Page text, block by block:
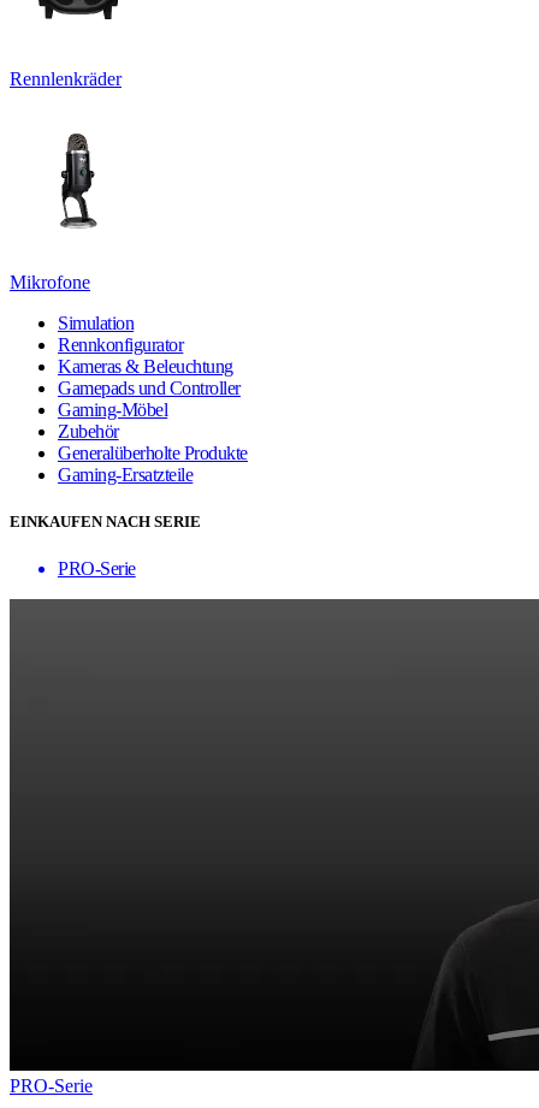
Rennlenkräder
Mikrofone
Simulation
Rennkonfigurator
Kameras & Beleuchtung
Gamepads und Controller
Gaming-Möbel
Zubehör
Generalüberholte Produkte
Gaming-Ersatzteile
EINKAUFEN NACH SERIE
PRO-Serie
PRO-Serie